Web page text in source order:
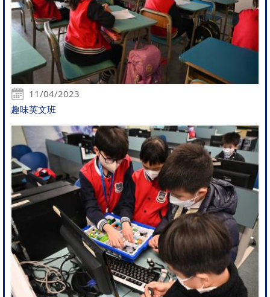
11/04/2023
趣味英文班